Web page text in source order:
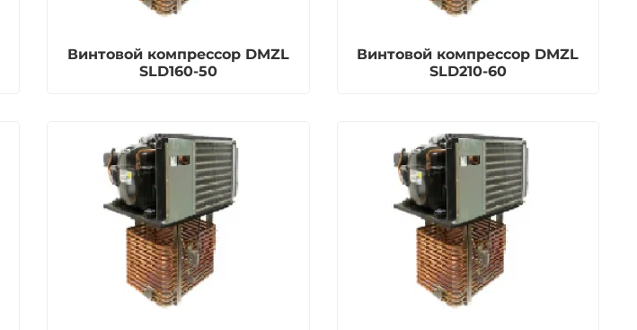
Винтовой компрессор DMZL
SLD160-50
Винтовой компрессор DMZL
SLD210-60